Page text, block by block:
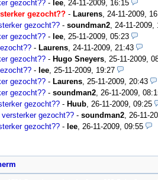
gezocht?? - lee 24-11-2009, 16:15
gezocht?? - Laurens 24-11-2009,
gezocht?? - soundman2 24-11-2009,
gezocht?? - lee 25-11-2009, 05:23
- Laurens 24-11-2009, 21:43
gezocht?? - Hugo Sneyers 25-11-2009,
- lee 25-11-2009, 19:27
gezocht?? - Laurens 25-11-2009, 20:43
gezocht?? - soundman2 26-11-2009,
gezocht?? - Huub 26-11-2009, 09:25
versterker gezocht?? - soundman2 26-11-
gezocht?? - lee 26-11-2009, 09:55